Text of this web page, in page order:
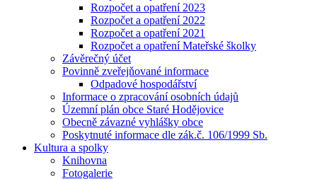
Rozpočet a opatření 2023
Rozpočet a opatření 2022
Rozpočet a opatření 2021
Rozpočet a opatření Mateřské školky
Závěrečný účet
Povinně zveřejňované informace
Odpadové hospodářství
Informace o zpracování osobních údajů
Územní plán obce Staré Hodějovice
Obecně závazné vyhlášky obce
Poskytnuté informace dle zák.č. 106/1999 Sb.
Kultura a spolky
Knihovna
Fotogalerie